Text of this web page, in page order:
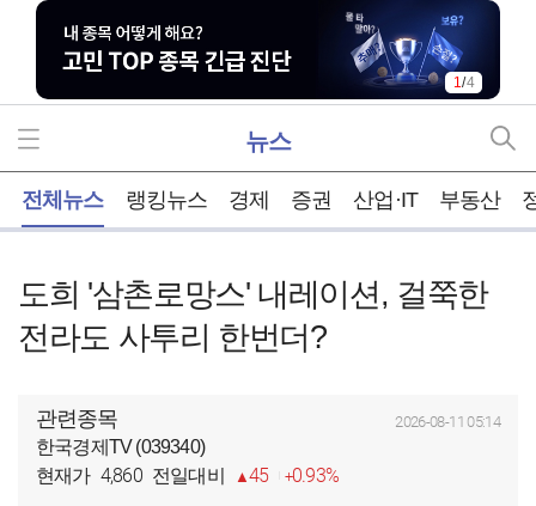
1/4
뉴스
전체뉴스 랭킹뉴스 경제 증권 산업·IT 부동산
도희 '삼촌로망스' 내레이션, 걸쭉한
전라도 사투리 한번더?
관련종목 2026-08-11 05:14
한국경제TV (039340)
현재가 4,860 전일대비 45 0.93%